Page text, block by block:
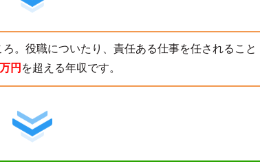
。役職についたり、責任ある仕事を任されること
円 を超える年収です。